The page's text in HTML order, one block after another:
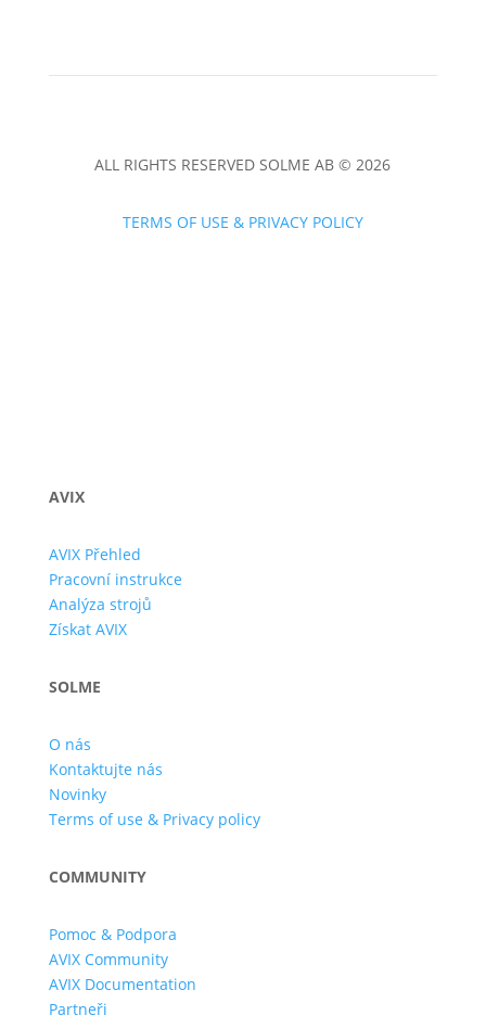
ALL RIGHTS RESERVED SOLME AB © 2026
TERMS OF USE & PRIVACY POLICY
AVIX
AVIX Přehled
Pracovní instrukce
Analýza strojů
Získat AVIX
SOLME
O nás
Kontaktujte nás
Novinky
Terms of use & Privacy policy
COMMUNITY
Pomoc & Podpora
AVIX Community
AVIX Documentation
Partneři